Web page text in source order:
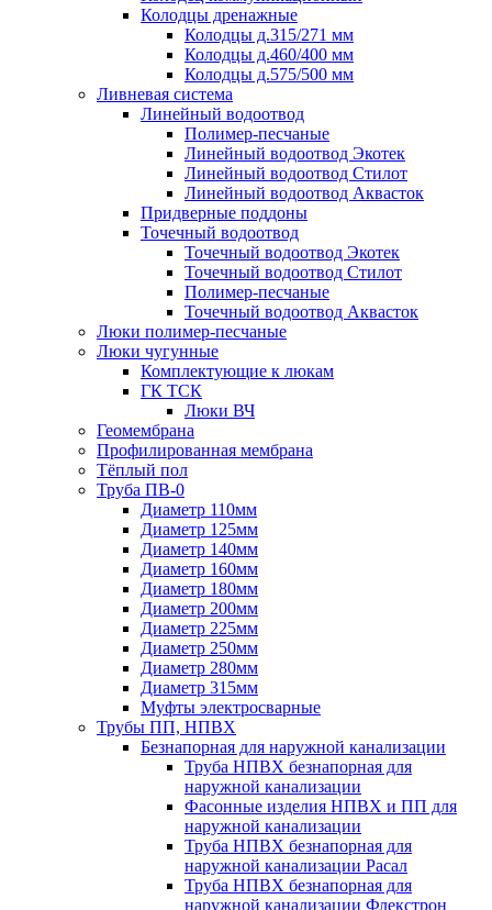
Колодцы дренажные
Колодцы д.315/271 мм
Колодцы д.460/400 мм
Колодцы д.575/500 мм
Ливневая система
Линейный водоотвод
Полимер-песчаные
Линейный водоотвод Экотек
Линейный водоотвод Стилот
Линейный водоотвод Аквасток
Придверные поддоны
Точечный водоотвод
Точечный водоотвод Экотек
Точечный водоотвод Стилот
Полимер-песчаные
Точечный водоотвод Аквасток
Люки полимер-песчаные
Люки чугунные
Комплектующие к люкам
ГК ТСК
Люки ВЧ
Геомембрана
Профилированная мембрана
Тёплый пол
Труба ПВ-0
Диаметр 110мм
Диаметр 125мм
Диаметр 140мм
Диаметр 160мм
Диаметр 180мм
Диаметр 200мм
Диаметр 225мм
Диаметр 250мм
Диаметр 280мм
Диаметр 315мм
Муфты электросварные
Трубы ПП, НПВХ
Безнапорная для наружной канализации
Труба НПВХ безнапорная для
наружной канализации
Фасонные изделия НПВХ и ПП для
наружной канализации
Труба НПВХ безнапорная для
наружной канализации Расал
Труба НПВХ безнапорная для
наружной канализации Флекстрон